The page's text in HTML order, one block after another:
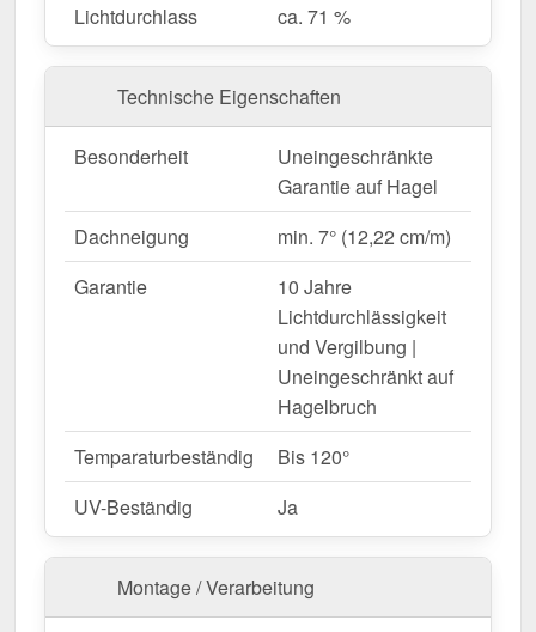
funktional.
natürliches Licht durch.
Witterungsbeständig– Geschützt gegen UV-
Strahlen & Feuchtigkeit.
Hitzebeständig
– Bis 120° temperaturbeständig.
– Leichtes Material für
unkomplizierte Verlegung.
Komplettset für eine sichere Installation– Alle
wichtigen Bauteile inklusive.
– Uneingeschränkt für langfristige
Qualität & Beständigkeit.
Ideal für folgende Anwendungen:
Carports, Terrassen & Vordächer
geschützte Überdachungen.
Gartenhäuser & Gewächshäuser
Lichtdurchlässigkeit für Pflanzen.
langlebige Bedachungslösung.
Lichtdurchlass ca. 71 %
Technische Eigenschaften
Besonderheit
Uneingeschränkte
Garantie auf Hagel
Dachneigung
min. 7° (12,22 cm/m)
Garantie
10 Jahre
Lichtdurchlässigkeit
und Vergilbung |
Uneingeschränkt auf
Hagelbruch
Temparaturbeständig
Bis 120°
UV-Beständig
Ja
Montage / Verarbeitung